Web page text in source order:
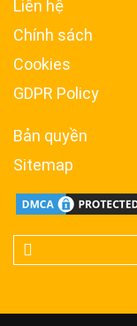
Liên hệ
Chính sách
Cookies
GDPR Policy
Bản quyền
Sitemap